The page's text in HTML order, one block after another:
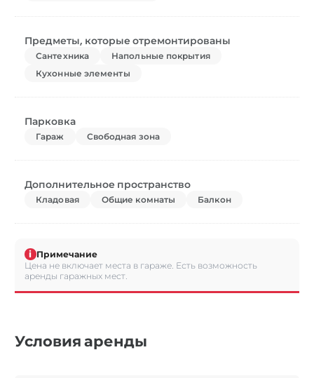
Предметы, которые отремонтированы
Сантехника
Напольные покрытия
Кухонные элементы
Парковка
Гараж Свободная зона
Дополнительное пространство
Кладовая Общие комнаты Балкон
i Примечание
Цена не включает места в гараже. Есть возможность
аренды гаражных мест.
Условия аренды